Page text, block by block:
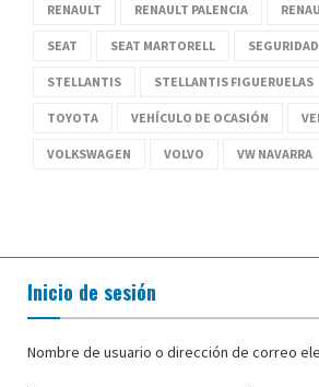
RENAULT RENAULT PALENCIA
SEAT SEAT MARTORELL
STELLANTIS STELLANTIS FIGUERUELAS
TOYOTA VEHÍCULO DE OCASIÓN
VOLKSWAGEN VOLVO VW NAVARRA
Inicio de sesión
Nombre de usuario o dirección de correo